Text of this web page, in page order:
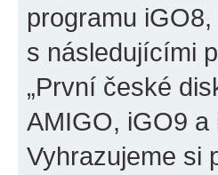
programu
s následujícími
„První české
AMIGO, iGO9 a
Vyhrazujeme si